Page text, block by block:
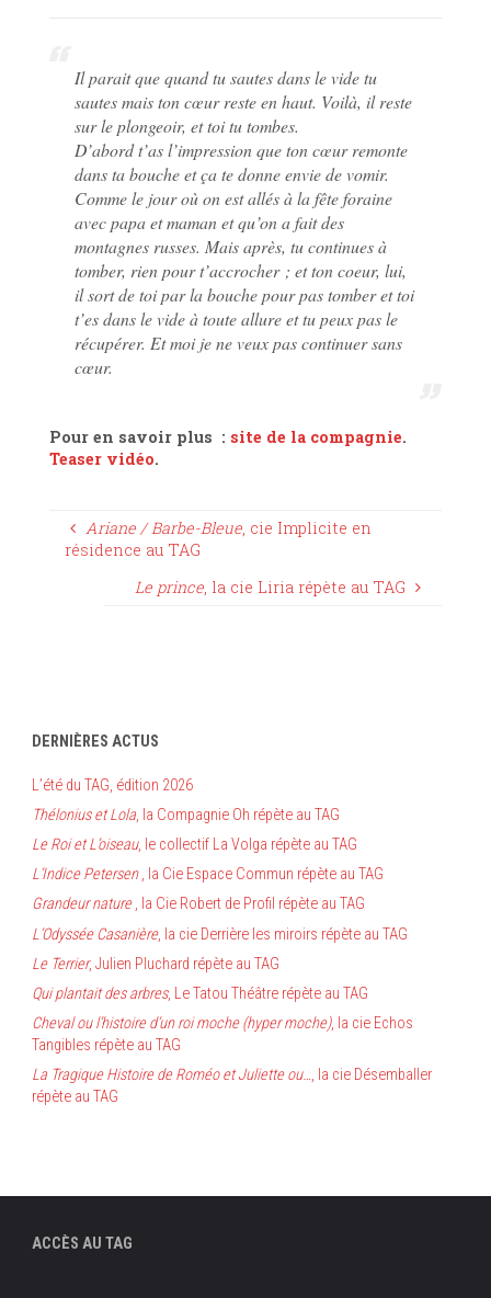
Il parait que quand tu sautes dans le vide tu
sautes mais ton cœur reste en haut. Voilà, il reste
sur le plongeoir, et toi tu tombes.
D’abord t’as l’impression que ton cœur remonte
dans ta bouche et ça te donne envie de vomir.
Comme le jour où on est allés à la fête foraine
avec papa et maman et qu’on a fait des
montagnes russes. Mais après, tu continues à
tomber, rien pour t’accrocher ; et ton coeur, lui,
il sort de toi par la bouche pour pas tomber et toi
t’es dans le vide à toute allure et tu peux pas le
récupérer. Et moi je ne veux pas continuer sans
cœur.
Pour en savoir plus : site de la compagnie.
Teaser vidéo.
Ariane / Barbe-Bleue, cie Implicite en
résidence au TAG
Le prince, la cie Liria répète au TAG
DERNIÈRES ACTUS
L’été du TAG, édition 2026
Thélonius et Lola, la Compagnie Oh répète au TAG
Le Roi et L’oiseau, le collectif La Volga répète au TAG
L’Indice Petersen, la Cie Espace Commun répète au TAG
Grandeur nature, la Cie Robert de Profil répète au TAG
L’Odyssée Casanière, la cie Derrière les miroirs répète au TAG
Le Terrier, Julien Pluchard répète au TAG
Qui plantait des arbres, Le Tatou Théâtre répète au TAG
Cheval ou l’histoire d’un roi moche (hyper moche), la cie Echos
Tangibles répète au TAG
La Tragique Histoire de Roméo et Juliette ou…, la cie Désemballer
répète au TAG
ACCÈS AU TAG